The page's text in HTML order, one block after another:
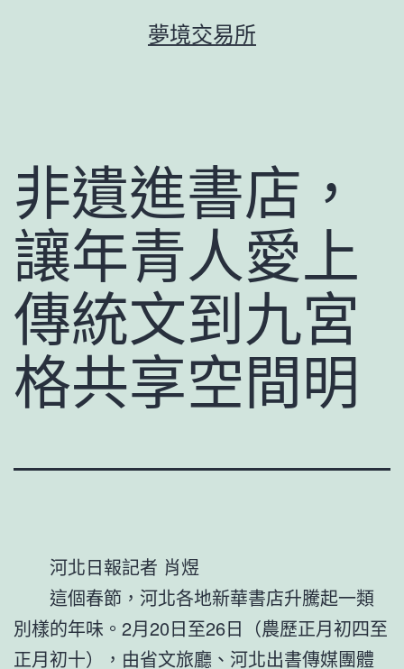
夢境交易所
非遺進書店，
讓年青人愛上
傳統文到九宮
格共享空間明
河北日報記者 肖煜
這個春節，河北各地新華書店升騰起一類
別樣的年味。2月20日至26日（農歷正月初四至
正月初十），由省文旅廳、河北出書傳媒團體